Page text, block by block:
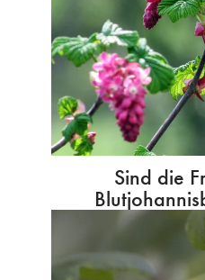
Sind die